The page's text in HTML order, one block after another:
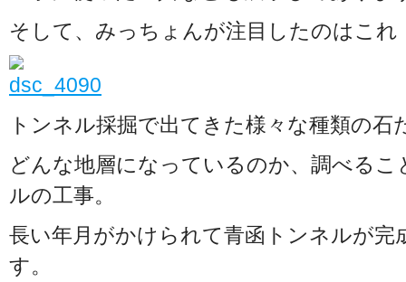
そして、みっちょんが注目したのはこれ
トンネル採掘で出てきた様々な種類の石
どんな地層になっているのか、調べる
ルの工事。
長い年月がかけられて青函トンネルが完
す。